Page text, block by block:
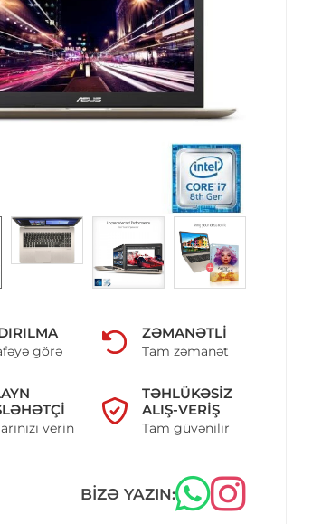
görə
ZƏMANƏTLI
Tam zəmanət
verin
TƏHLÜKƏSIZ
ALIŞ-VERIŞ
Tam güvənilir
BIZƏ YAZIN: